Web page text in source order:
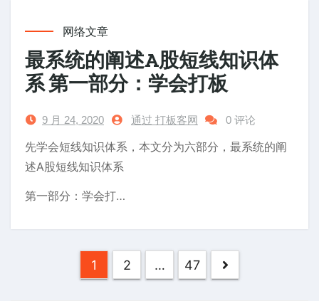
网络文章
最系统的阐述A股短线知识体
系 第一部分：学会打板
9 月 24, 2020 通过 打板客网 0 评论
先学会短线知识体系，本文分为六部分，最系统的阐
述A股短线知识体系
第一部分：学会打…
文
章
1 2 … 47